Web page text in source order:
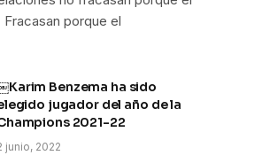
porque el
Benzema ha sido
jugador del año de la
2021-22
junio, 2022